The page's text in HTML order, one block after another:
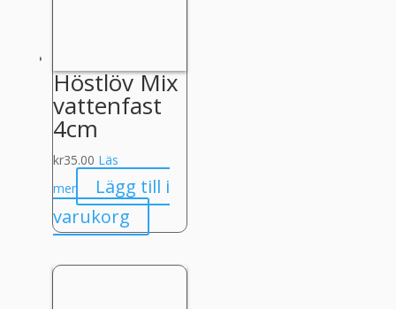
Höstlöv Mix
vattenfast
4cm
kr35.00 Läs
mer
Lägg till i
varukorg